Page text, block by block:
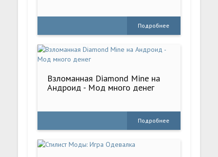
Подробнее
Взломанная Diamond Mine на
Андроид - Мод много денег
Подробнее